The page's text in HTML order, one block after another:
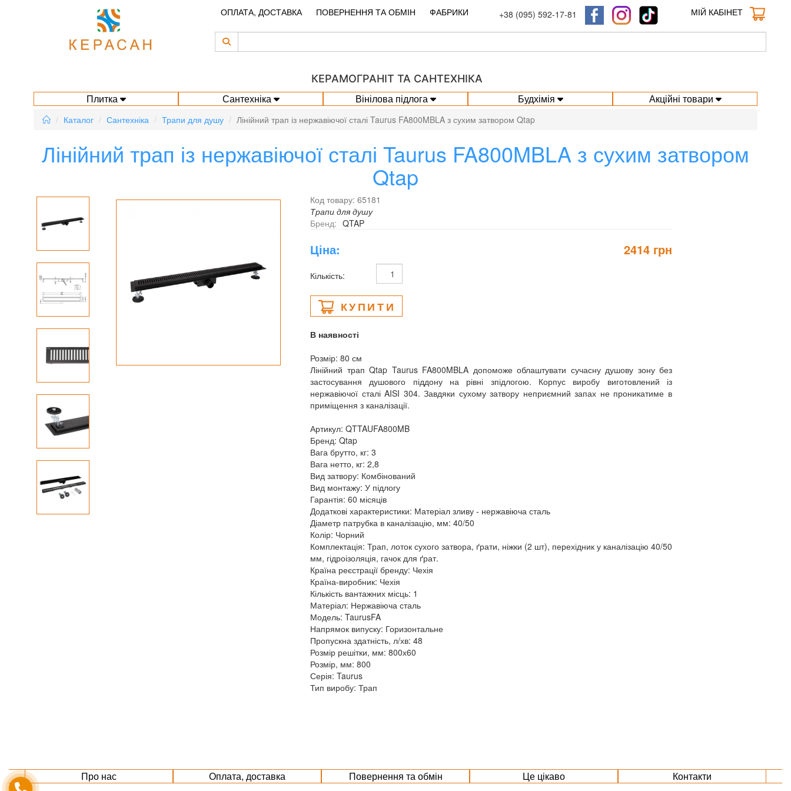
ОПЛАТА, ДОСТАВКА ПОВЕРНЕННЯ ТА ОБМІН ФАБРИКИ +38 (095) 592-17-81 МІЙ КАБІНЕТ
КЕРАМОГРАНІТ ТА САНТЕХНІКА
Плитка Сантехніка Вінілова підлога Будхімія Акційні товари
Каталог Сантехніка Трапи для душу Лінійний трап із нержавіючої сталі Taurus FA800MBLA з сухим затвором Qtap
Лінійний трап із нержавіючої сталі Taurus FA800MBLA з сухим затвором
Qtap
Код товару: 65181
Трапи для душу
Бренд: QTAP
Ціна: 2414 грн
Кількість:
КУПИТИ
В наявності
Розмір: 80 см
Лінійний трап Qtap Taurus FA800MBLA допоможе облаштувати сучасну душову зону без
застосування душового піддону на рівні зпідлогою. Корпус виробу виготовлений із
нержавіючої сталі AISI 304. Завдяки сухому затвору неприємний запах не проникатиме в
приміщення з каналізації.
Артикул: QTTAUFA800MB
Бренд: Qtap
Вага брутто, кг: 3
Вага нетто, кг: 2,8
Вид затвору: Комбінований
Вид монтажу: У підлогу
Гарантія: 60 місяців
Додаткові характеристики: Матеріал зливу - нержавіюча сталь
Діаметр патрубка в каналізацію, мм: 40/50
Колір: Чорний
Комплектація: Трап, лоток сухого затвора, ґрати, ніжки (2 шт), перехідник у каналізацію 40/50
мм, гідроізоляція, гачок для ґрат.
Країна реєстрації бренду: Чехія
Країна-виробник: Чехія
Кількість вантажних місць: 1
Матеріал: Нержавіюча сталь
Модель: TaurusFA
Напрямок випуску: Горизонтальне
Пропускна здатність, л/хв: 48
Розмір решітки, мм: 800х60
Розмір, мм: 800
Серія: Taurus
Тип виробу: Трап
Про нас Оплата, доставка Повернення та обмін Це цікаво Контакти